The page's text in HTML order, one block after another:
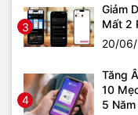
3
Giảm
Mất 2
20/
4
Tăng
10
5